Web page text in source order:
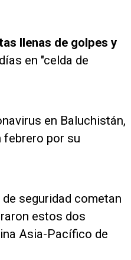
llenas de golpes y
en "celda de
en Baluchistán,
febrero por su
seguridad cometan
estos dos
Asia-Pacífico de